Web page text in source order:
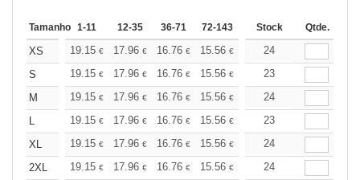
Tamanho 1-11 12-35 36-71 72-143 144-287 288 +
Stock Qtde.
XS 19.15 € 17.96 € 16.76 € 15.56 € 14.36€
24
S
19.15 € 17.96 € 16.76 € 15.56 € 14.36€
23
M
19.15 € 17.96 € 16.76 € 15.56 € 14.36€
24
L
19.15 € 17.96 € 16.76 € 15.56 € 14.36€
23
XL
19.15 € 17.96 € 16.76 € 15.56 € 14.36€
24
2XL
19.15 € 17.96 € 16.76 € 15.56 € 14.36€
24